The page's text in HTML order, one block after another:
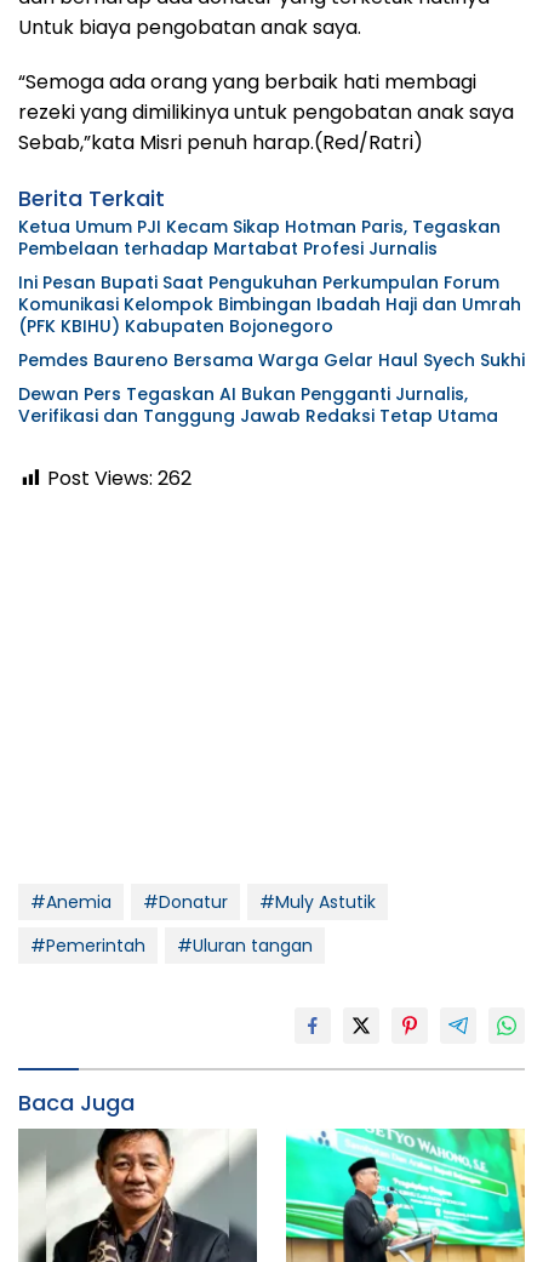
Untuk biaya pengobatan anak saya.
“Semoga ada orang yang berbaik hati membagi
rezeki yang dimilikinya untuk pengobatan anak saya
Sebab,”kata Misri penuh harap.(Red/Ratri)
Berita Terkait
Ketua Umum PJI Kecam Sikap Hotman Paris, Tegaskan
Pembelaan terhadap Martabat Profesi Jurnalis
Ini Pesan Bupati Saat Pengukuhan Perkumpulan Forum
Komunikasi Kelompok Bimbingan Ibadah Haji dan Umrah
(PFK KBIHU) Kabupaten Bojonegoro
Pemdes Baureno Bersama Warga Gelar Haul Syech Sukhi
Dewan Pers Tegaskan AI Bukan Pengganti Jurnalis,
Verifikasi dan Tanggung Jawab Redaksi Tetap Utama
Post Views: 262
#Anemia #Donatur
#Muly Astutik
#Pemerintah
#Uluran tangan
Baca Juga